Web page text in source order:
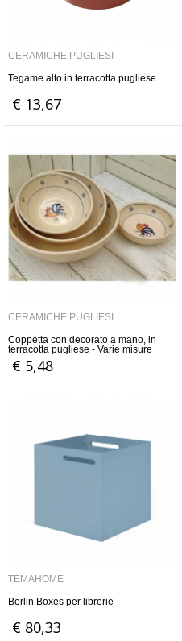
CERAMICHE PUGLIESI
Tegame alto in terracotta pugliese
€ 13,67
CERAMICHE PUGLIESI
Coppetta con decorato a mano, in
terracotta pugliese - Varie misure
disponibili
€ 5,48
TEMAHOME
Berlin Boxes per librerie
€ 80,33